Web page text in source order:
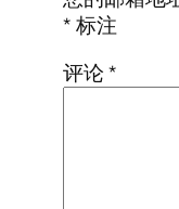
*标注
评论*